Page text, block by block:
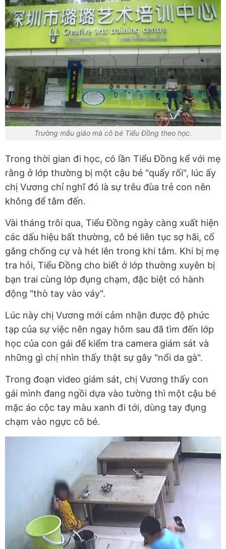
Trường mẫu giáo mà cô bé Tiểu Đồng theo học.
Trong thời gian đi học, có lần Tiểu Đồng kể với mẹ
rằng ở lớp thường bị một cậu bé "quấy rối", lúc ấy
chị Vương chỉ nghĩ đó là sự trêu đùa trẻ con nên
không để tâm đến.
Vài tháng trôi qua, Tiểu Đồng ngày càng xuất hiện
các dấu hiệu bất thường, cô bé liên tục sợ hãi, cố
gắng chống cự và hét lên trong khi tắm. Khi bị mẹ
tra hỏi, Tiểu Đồng cho biết ở lớp thường xuyên bị
bạn trai cùng lớp đụng chạm, đặc biệt có hành
động "thò tay vào váy".
Lúc này chị Vương mới cảm nhận được độ phức
tạp của sự việc nên ngay hôm sau đã tìm đến lớp
học của con gái để kiểm tra camera giám sát và
những gì chị nhìn thấy thật sự gây "nổi da gà".
Trong đoạn video giám sát, chị Vương thấy con
gái mình đang ngồi dựa vào tường thì một cậu bé
mặc áo cộc tay màu xanh đi tới, dùng tay đụng
chạm vào ngực cô bé.